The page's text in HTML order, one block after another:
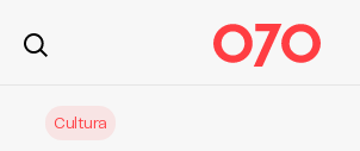
Cultura